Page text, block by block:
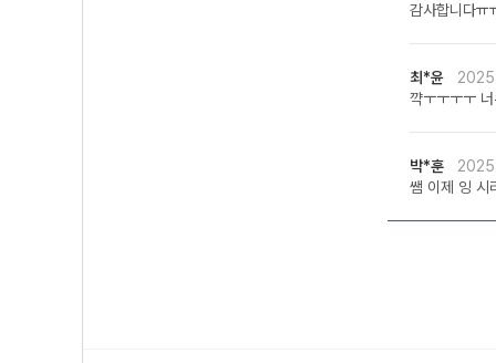
감사합니다ㅠ
최*윤
꺅ㅜㅜㅜㅜ
박*훈
쌤 이제 잉 시